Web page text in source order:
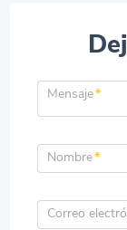
Mensaje*
Nombre*
Correo